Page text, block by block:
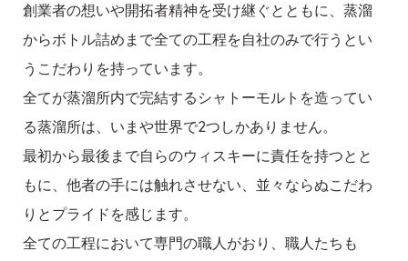
創業者の想いや開拓者精神を受け継ぐとともに、蒸溜
からボトル詰めまで全ての工程を自社のみで行うとい
うこだわりを持っています。
全てが蒸溜所内で完結するシャトーモルトを造ってい
る蒸溜所は、いまや世界で2つしかありません。
最初から最後まで自らのウィスキーに責任を持つとと
もに、他者の手には触れさせない、並々ならぬこだわ
りとプライドを感じます。
全ての工程において専門の職人がおり、職人たちも